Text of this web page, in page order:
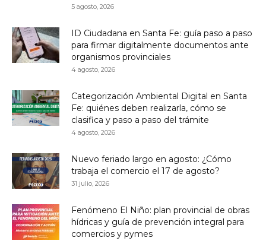
5 agosto, 2026
ID Ciudadana en Santa Fe: guía paso a paso
para firmar digitalmente documentos ante
organismos provinciales
4 agosto, 2026
Categorización Ambiental Digital en Santa
Fe: quiénes deben realizarla, cómo se
clasifica y paso a paso del trámite
4 agosto, 2026
Nuevo feriado largo en agosto: ¿Cómo
trabaja el comercio el 17 de agosto?
31 julio, 2026
Fenómeno El Niño: plan provincial de obras
hídricas y guía de prevención integral para
comercios y pymes